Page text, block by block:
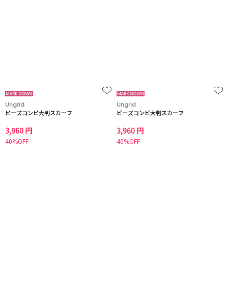
Ungrid
ビーズコンビ大判スカーフ
3,960 円
40%OFF
Ungrid
ビーズコンビ大判スカーフ
3,960 円
40%OFF